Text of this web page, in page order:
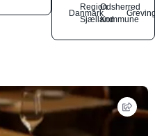
Danmark
Region
Sjælland
Odsherred
Kommune